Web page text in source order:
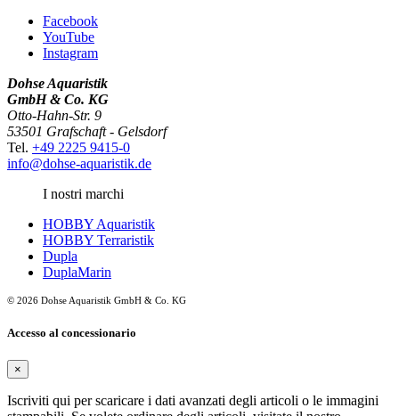
Facebook
YouTube
Instagram
Dohse Aquaristik
GmbH & Co. KG
Otto-Hahn-Str. 9
53501 Grafschaft - Gelsdorf
Tel. +49 2225 9415-0
info@dohse-aquaristik.de
I nostri marchi
HOBBY Aquaristik
HOBBY Terraristik
Dupla
DuplaMarin
© 2026 Dohse Aquaristik GmbH & Co. KG
Accesso al concessionario
×
Iscriviti qui per scaricare i dati avanzati degli articoli o le immagini